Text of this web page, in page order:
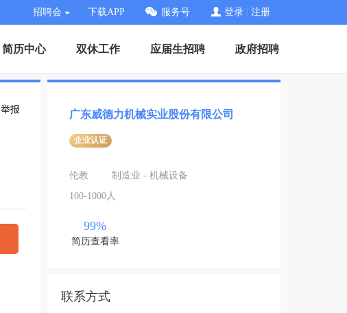
招聘会 下载APP 服务号 登录 注册
简历中心 双休工作 应届生招聘 政府招聘
举报 广东威德力机械实业股份有限公司
企业认证
伦教
制造业 - 机械设备
100-1000人
99%
简历查看率
联系方式